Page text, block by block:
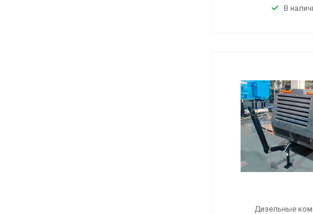
В
Дизельные